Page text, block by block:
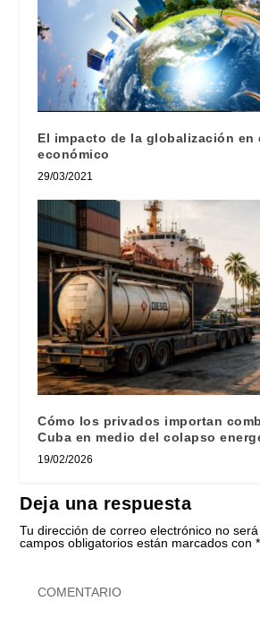
El impacto de la globalización en
económico
29/03/2021
Cómo los privados importan
Cuba en medio del colapso
19/02/2026
Deja una respuesta
Tu dirección de correo electrónico no
campos obligatorios están marcados con*